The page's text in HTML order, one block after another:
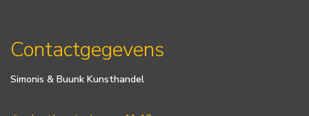
Contactgegevens
Simonis & Buunk Kunsthandel